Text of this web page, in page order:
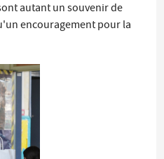
autant un souvenir de
encouragement pour la